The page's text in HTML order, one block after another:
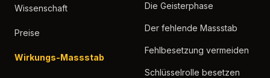
Wissenschaft
Preise
Wirkungs-Massstab
Die Geisterphase
Der fehlende Massstab
Fehlbesetzung vermeiden
Schlüsselrolle besetzen